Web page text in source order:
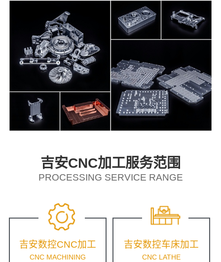
吉安CNC加工服务范围
PROCESSING SERVICE RANGE
吉安数控CNC加工
CNC MACHINING
吉安数控车床加工
CNC LATHE